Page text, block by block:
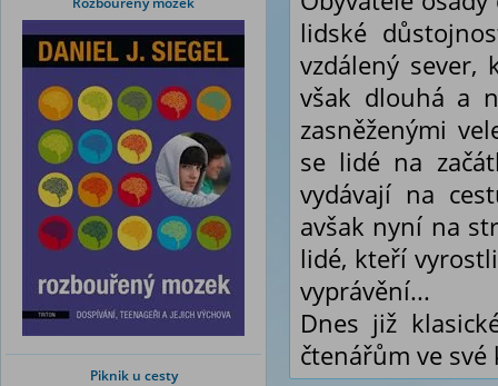
Piknik u cesty
lidské
vzdálený sever,
však dlouhá a
zasněženými
se lidé na
vydávají na
avšak nyní na
lidé, kteří
vyprávění...
Dnes již
čtenářům ve